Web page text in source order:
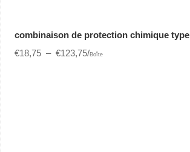
combinaison de protection chimique
€18,75 – €123,75/Boîte